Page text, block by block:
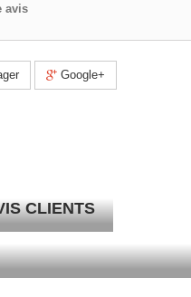
avis
Google+
CLIENTS